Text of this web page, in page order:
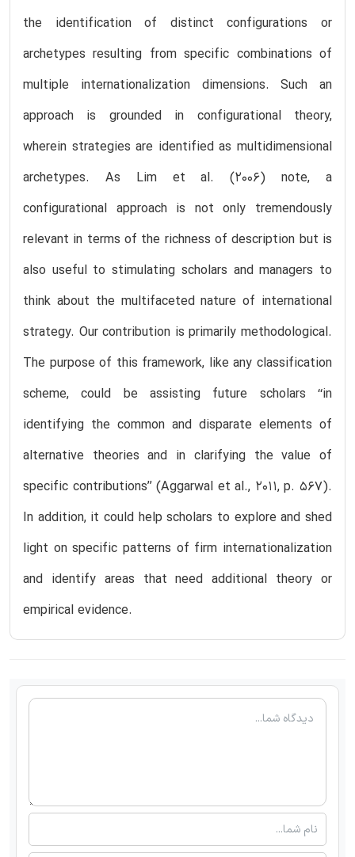
the identification of distinct configurations or
archetypes resulting from specific combinations of
multiple internationalization dimensions. Such an
approach is grounded in configurational theory,
wherein strategies are identified as multidimensional
archetypes. As Lim et al. (2006) note, a
configurational approach is not only tremendously
relevant in terms of the richness of description but is
also useful to stimulating scholars and managers to
think about the multifaceted nature of international
strategy. Our contribution is primarily methodological.
The purpose of this framework, like any classification
scheme, could be assisting future scholars ‘‘in
identifying the common and disparate elements of
alternative theories and in clarifying the value of
specific contributions’’ (Aggarwal et al., 2011, p. 567).
In addition, it could help scholars to explore and shed
light on specific patterns of firm internationalization
and identify areas that need additional theory or
empirical evidence.